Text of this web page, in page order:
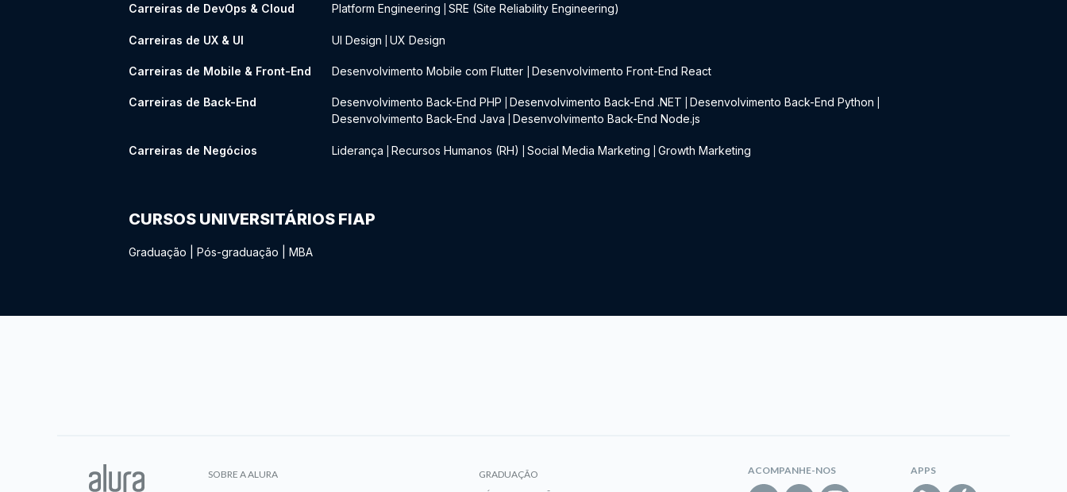
Carreiras de DevOps & Cloud Platform Engineering SRE (Site Reliability Engineering)
Carreiras de UX & UI UI Design UX Design
Carreiras de Mobile & Front-End Desenvolvimento Mobile com Flutter Desenvolvimento Front-End React
Carreiras de Back-End Desenvolvimento Back-End PHP Desenvolvimento Back-End .NET Desenvolvimento Back-End Python
Desenvolvimento Back-End Java Desenvolvimento Back-End Node.js
Carreiras de Negócios Liderança Recursos Humanos (RH) Social Media Marketing Growth Marketing
CURSOS UNIVERSITÁRIOS FIAP
Graduação Pós-graduação MBA
SOBRE A ALURA
GRADUAÇÃO
ACOMPANHE-NOS APPS